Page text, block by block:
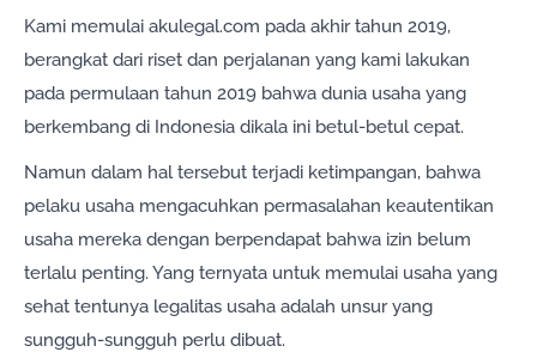
Kami memulai akulegal.com pada akhir tahun 2019,
berangkat dari riset dan perjalanan yang kami lakukan
pada permulaan tahun 2019 bahwa dunia usaha yang
berkembang di Indonesia dikala ini betul-betul cepat.
Namun dalam hal tersebut terjadi ketimpangan, bahwa
pelaku usaha mengacuhkan permasalahan keautentikan
usaha mereka dengan berpendapat bahwa izin belum
terlalu penting. Yang ternyata untuk memulai usaha yang
sehat tentunya legalitas usaha adalah unsur yang
sungguh-sungguh perlu dibuat.